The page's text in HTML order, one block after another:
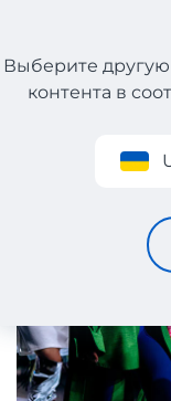
Регистрация
Выберите
контента в
Чем